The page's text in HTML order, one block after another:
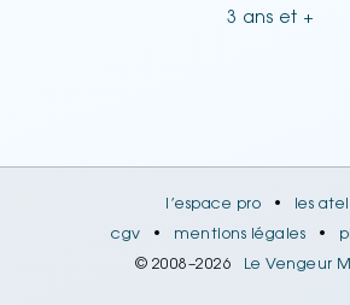
3 ans et +
l’espace pro • les
cgv • mentions légales •
© 2008–2026 Le Vengeur